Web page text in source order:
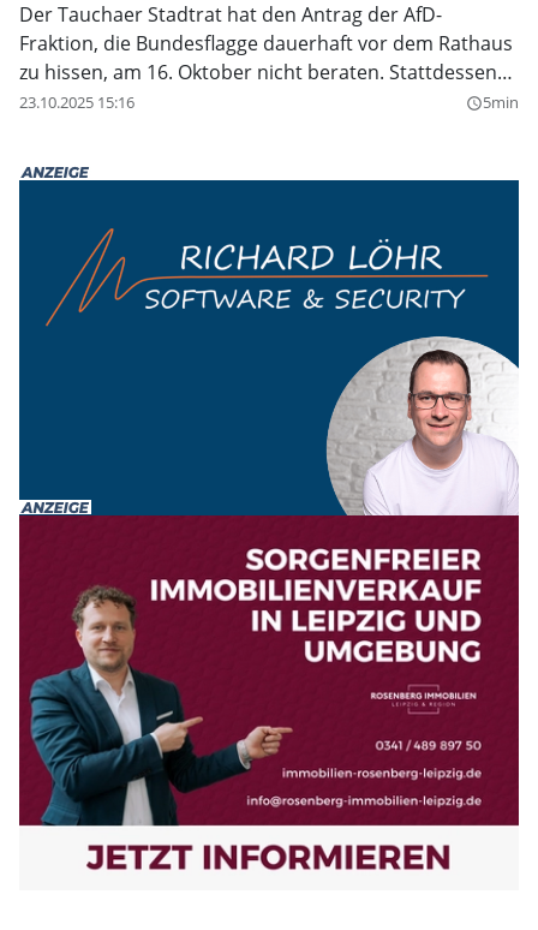
Der Tauchaer Stadtrat hat den Antrag der AfD-
Fraktion, die Bundesflagge dauerhaft vor dem Rathaus
zu hissen, am 16. Oktober nicht beraten. Stattdessen
wurde der Tagesordnungspunkt abgesetzt und in die
23.10.2025 15:16 query_builder5min